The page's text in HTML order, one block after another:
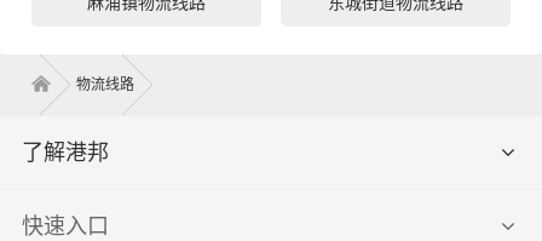
物流线路
了解港邦
快速入口